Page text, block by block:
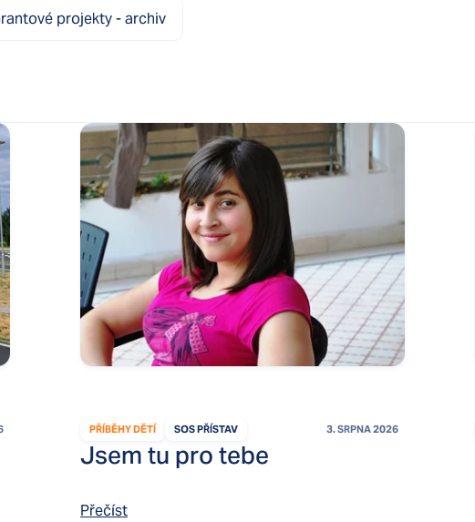
projekty - archiv
PŘÍBĚHY DĚTÍ SOS PŘÍSTAV 3. SRPNA 2026
Jsem tu pro tebe
Přečíst